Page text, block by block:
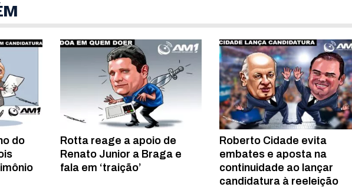
do
Rotta reage a apoio de
Renato Junior a Braga e
fala em ‘traição’
Roberto Cidade evita
embates e aposta na
continuidade ao lançar
candidatura à reeleição